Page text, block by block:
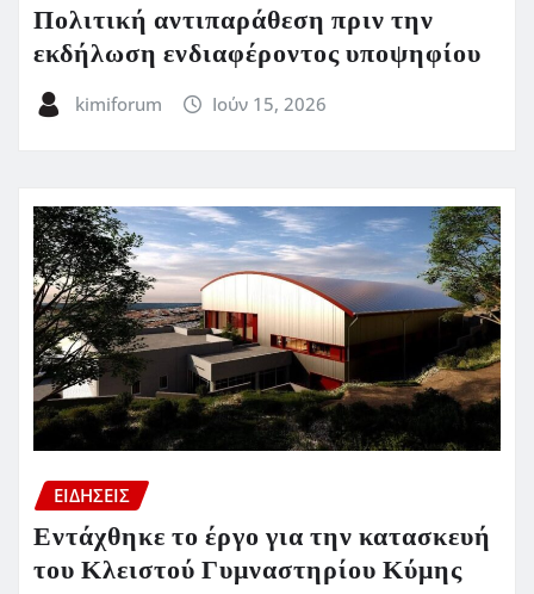
Πολιτική αντιπαράθεση πριν την
εκδήλωση ενδιαφέροντος υποψηφίου
kimiforum Ιούν 15, 2026
ΕΙΔΗΣΕΙΣ
Εντάχθηκε το έργο για την κατασκευή
του Κλειστού Γυμναστηρίου Κύμης